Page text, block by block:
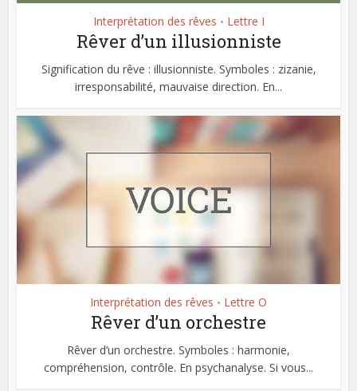
Interprétation des rêves • Lettre I
Rêver d’un illusionniste
Signification du rêve : illusionniste. Symboles : zizanie,
irresponsabilité, mauvaise direction. En...
Interprétation des rêves • Lettre O
Rêver d’un orchestre
Rêver d’un orchestre. Symboles : harmonie,
compréhension, contrôle. En psychanalyse. Si vous...